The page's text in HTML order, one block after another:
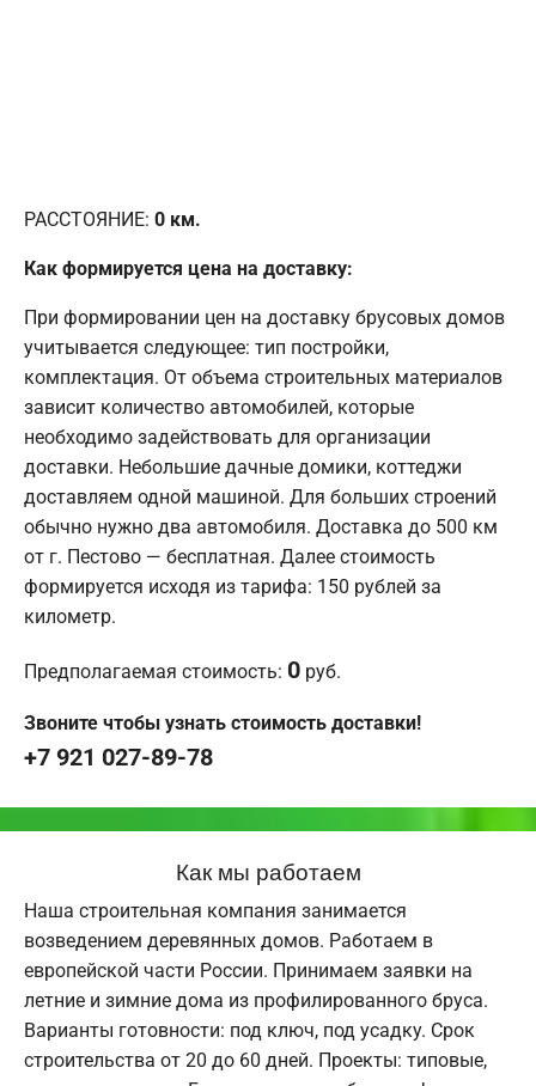
РАССТОЯНИЕ: 0 км.
Как формируется цена на доставку:
При формировании цен на доставку брусовых домов
учитывается следующее: тип постройки,
комплектация. От объема строительных материалов
зависит количество автомобилей, которые
необходимо задействовать для организации
доставки. Небольшие дачные домики, коттеджи
доставляем одной машиной. Для больших строений
обычно нужно два автомобиля. Доставка до 500 км
от г. Пестово — бесплатная. Далее стоимость
формируется исходя из тарифа: 150 рублей за
километр.
Предполагаемая стоимость: 0 руб.
Звоните чтобы узнать стоимость доставки!
+7 921 027-89-78
Как мы работаем
Наша строительная компания занимается
возведением деревянных домов. Работаем в
европейской части России. Принимаем заявки на
летние и зимние дома из профилированного бруса.
Варианты готовности: под ключ, под усадку. Срок
строительства от 20 до 60 дней. Проекты: типовые,